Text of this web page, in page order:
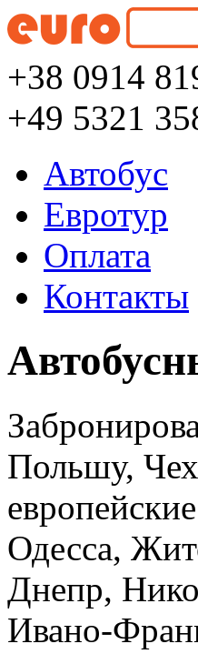
+38 0914
+49 5321
Автобус
Евротур
Оплата
Контакты
Польшу,
Одесса,
Днепр,
Ивано-